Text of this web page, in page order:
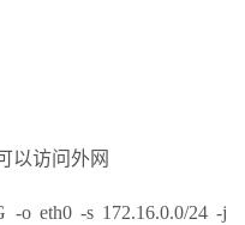
以访问外网
-o eth0 -s 172.16.0.0/24 -j